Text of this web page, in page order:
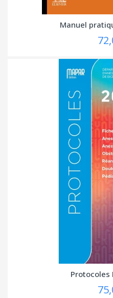
Manuel
Protocoles